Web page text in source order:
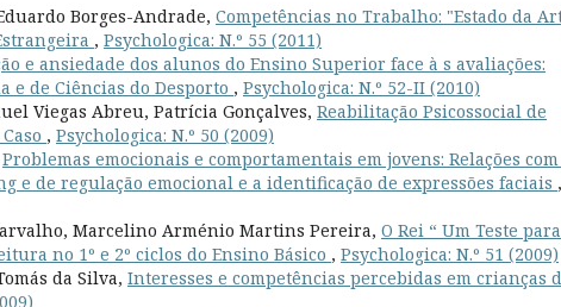
Borges-Andrade, Competências no Trabalho: "Estado da
, Psychologica: N.º 55 (2011)
e ansiedade dos alunos do Ensino Superior face à s avaliações:
e de Ciências do Desporto , Psychologica: N.º 52-II (2010)
Viegas Abreu, Patrícia Gonçalves, Reabilitação Psicossocial de
, Psychologica: N.º 50 (2009)
Problemas emocionais e comportamentais em jovens: Relações com
e de regulação emocional e a identificação de expressões faciais ,
Marcelino Arménio Martins Pereira, O Rei “ Um Teste para
no 1º e 2º ciclos do Ensino Básico , Psychologica: N.º 51 (2009)
da Silva, Interesses e competências percebidas em crianças